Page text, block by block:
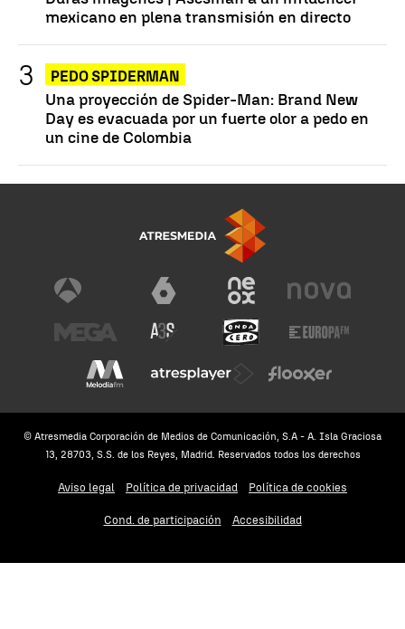
mexicano en plena transmisión en directo
PEDO SPIDERMAN
Una proyección de Spider-Man: Brand New
Day es evacuada por un fuerte olor a pedo en
un cine de Colombia
© Atresmedia Corporación de Medios de Comunicación, S.A - A. Isla Graciosa
13, 28703, S.S. de los Reyes, Madrid. Reservados todos los derechos
Aviso legal Política de privacidad Política de cookies
Cond. de participación Accesibilidad